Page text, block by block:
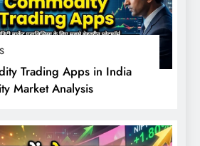
Trading Apps in India
Market Analysis